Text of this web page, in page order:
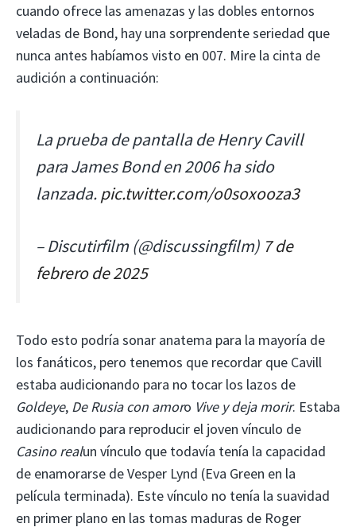
cuando ofrece las amenazas y las dobles entornos
veladas de Bond, hay una sorprendente seriedad que
nunca antes habíamos visto en 007. Mire la cinta de
audición a continuación:
La prueba de pantalla de Henry Cavill
para James Bond en 2006 ha sido
lanzada.pic.twitter.com/o0soxooza3
– Discutirfilm (@discussingfilm) 7 de
febrero de 2025
Todo esto podría sonar anatema para la mayoría de
los fanáticos, pero tenemos que recordar que Cavill
estaba audicionando para no tocar los lazos de
Goldeye, De Rusia con amoro Vive y deja morir. Estaba
audicionando para reproducir el joven vínculo de
Casino realun vínculo que todavía tenía la capacidad
de enamorarse de Vesper Lynd (Eva Green en la
película terminada). Este vínculo no tenía la suavidad
en primer plano en las tomas maduras de Roger